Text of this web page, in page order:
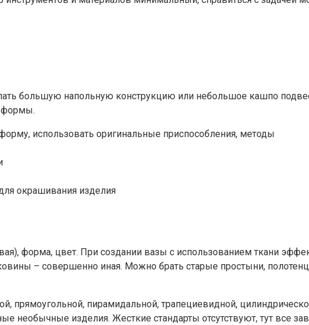
большую напольную конструкцию или небольшое кашпо
формы.
использовать оригинальные приспособления, методы
окрашивания изделия
форма, цвет. При создании вазы с использованием ткани
– совершенно иная. Можно брать старые простыни,
прямоугольной, пирамидальной, трапециевидной,
необычные изделия. Жесткие стандарты отсутствуют, тут все